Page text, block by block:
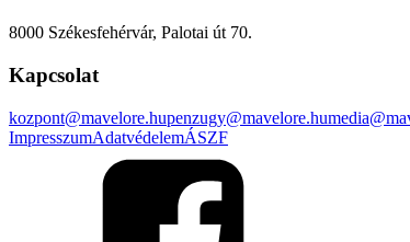
8000 Székesfehérvár, Palotai út 70.
Kapcsolat
kozpont@mavelore.hupenzugy@mavelore.hu
ImpresszumAdatvédelemÁSZF